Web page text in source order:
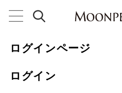
ログインページ
ログイン